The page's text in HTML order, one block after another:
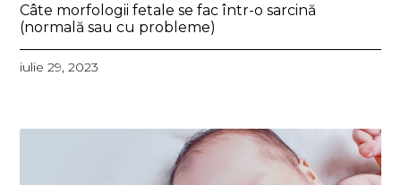
Câte morfologii fetale se fac într-o sarcină
(normal ă sau cu probleme)
iulie 29, 2023